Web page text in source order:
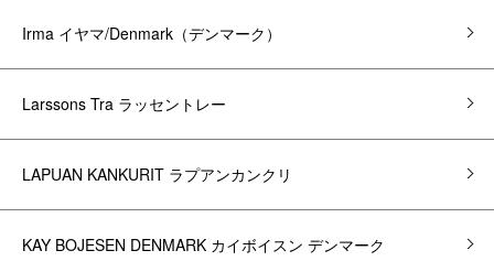
Irma イヤマ/Denmark（デンマーク）
Larssons Tra ラッセントレー
LAPUAN KANKURIT ラプアンカンクリ
KAY BOJESEN DENMARK カイボイスン デンマーク